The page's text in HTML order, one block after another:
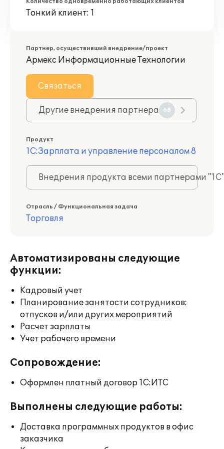
Тонкий клиент: 1
Партнер, осуществивший внедрение/проект
Армекс Информационные Технологии
Связаться
Другие внедрения партнера 68
Продукт
1С:Зарплата и управление персоналом 8
Внедрения продукта всеми партнерами
Отрасль / Функциональная задача
Торговля
Автоматизированы следующие
функции:
Кадровый учет
Планирование занятости сотрудников:
отпусков и/или других мероприятий
Расчет зарплаты
Учет рабочего времени
Сопровождение:
Оформлен платный договор 1С:ИТС
Выполнены следующие работы:
Доставка программных продуктов в офис
заказчика